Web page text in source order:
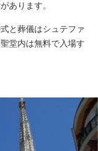
あります。
と葬儀はシュテファ
堂内は無料で入場す